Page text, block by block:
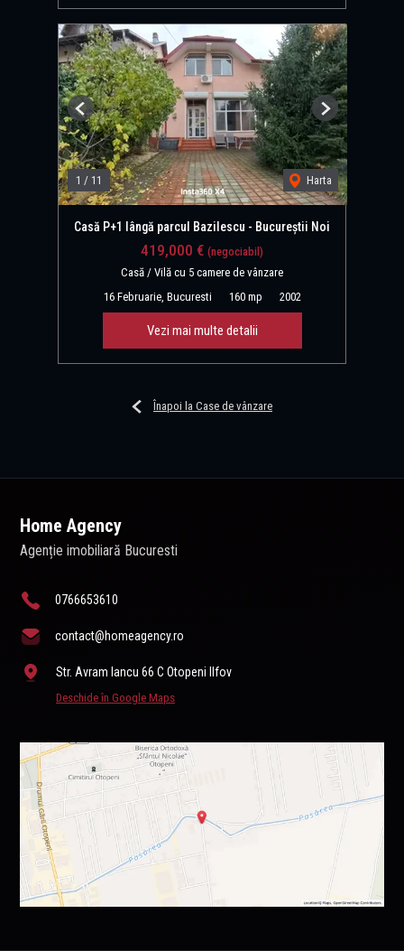
1 / 11 Harta
Previous Next
Casă P+1 lângă parcul Bazilescu - Bucureștii Noi
419,000 € (negociabil)
Casă / Vilă cu 5 camere de vânzare
16 Februarie, Bucuresti
160 mp 2002
Vezi mai multe detalii
Înapoi la Case de vânzare
Home Agency
Agenție imobiliară Bucuresti
0766653610
contact@homeagency.ro
Str. Avram Iancu 66 C Otopeni Ilfov
Deschide în Google Maps